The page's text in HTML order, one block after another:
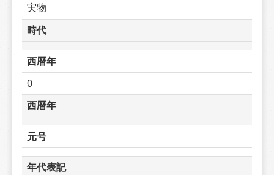
実物
時代
西暦年
0
西暦年
元号
年代表記